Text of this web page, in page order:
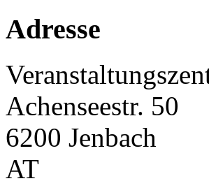
Adresse
Achenseestr. 50
6200 Jenbach
AT